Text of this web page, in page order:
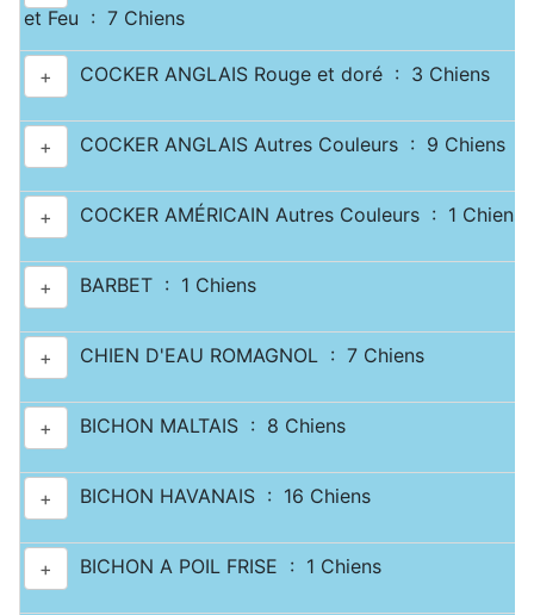
et Feu : 7 Chiens
+ COCKER ANGLAIS Rouge et doré : 3 Chiens
+ COCKER ANGLAIS Autres Couleurs : 9 Chiens
+ COCKER AMÉRICAIN Autres Couleurs : 1 Chiens
+ BARBET : 1 Chiens
+ CHIEN D'EAU ROMAGNOL : 7 Chiens
+ BICHON MALTAIS : 8 Chiens
+ BICHON HAVANAIS : 16 Chiens
+ BICHON A POIL FRISE : 1 Chiens